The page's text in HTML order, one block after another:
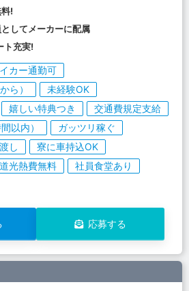
!
してメーカーに配属
ト充実!
カー通勤可
ら）
未経験OK
嬉しい特典つき
交通費規定支給
以内）
ガッツリ稼ぐ
し
寮に車持込OK
光熱費無料
社員食堂あり
応募する